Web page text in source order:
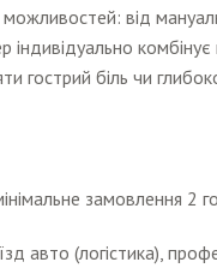
від
індивідуально
гострий біль чи
замовлення 2
авто (логістика),